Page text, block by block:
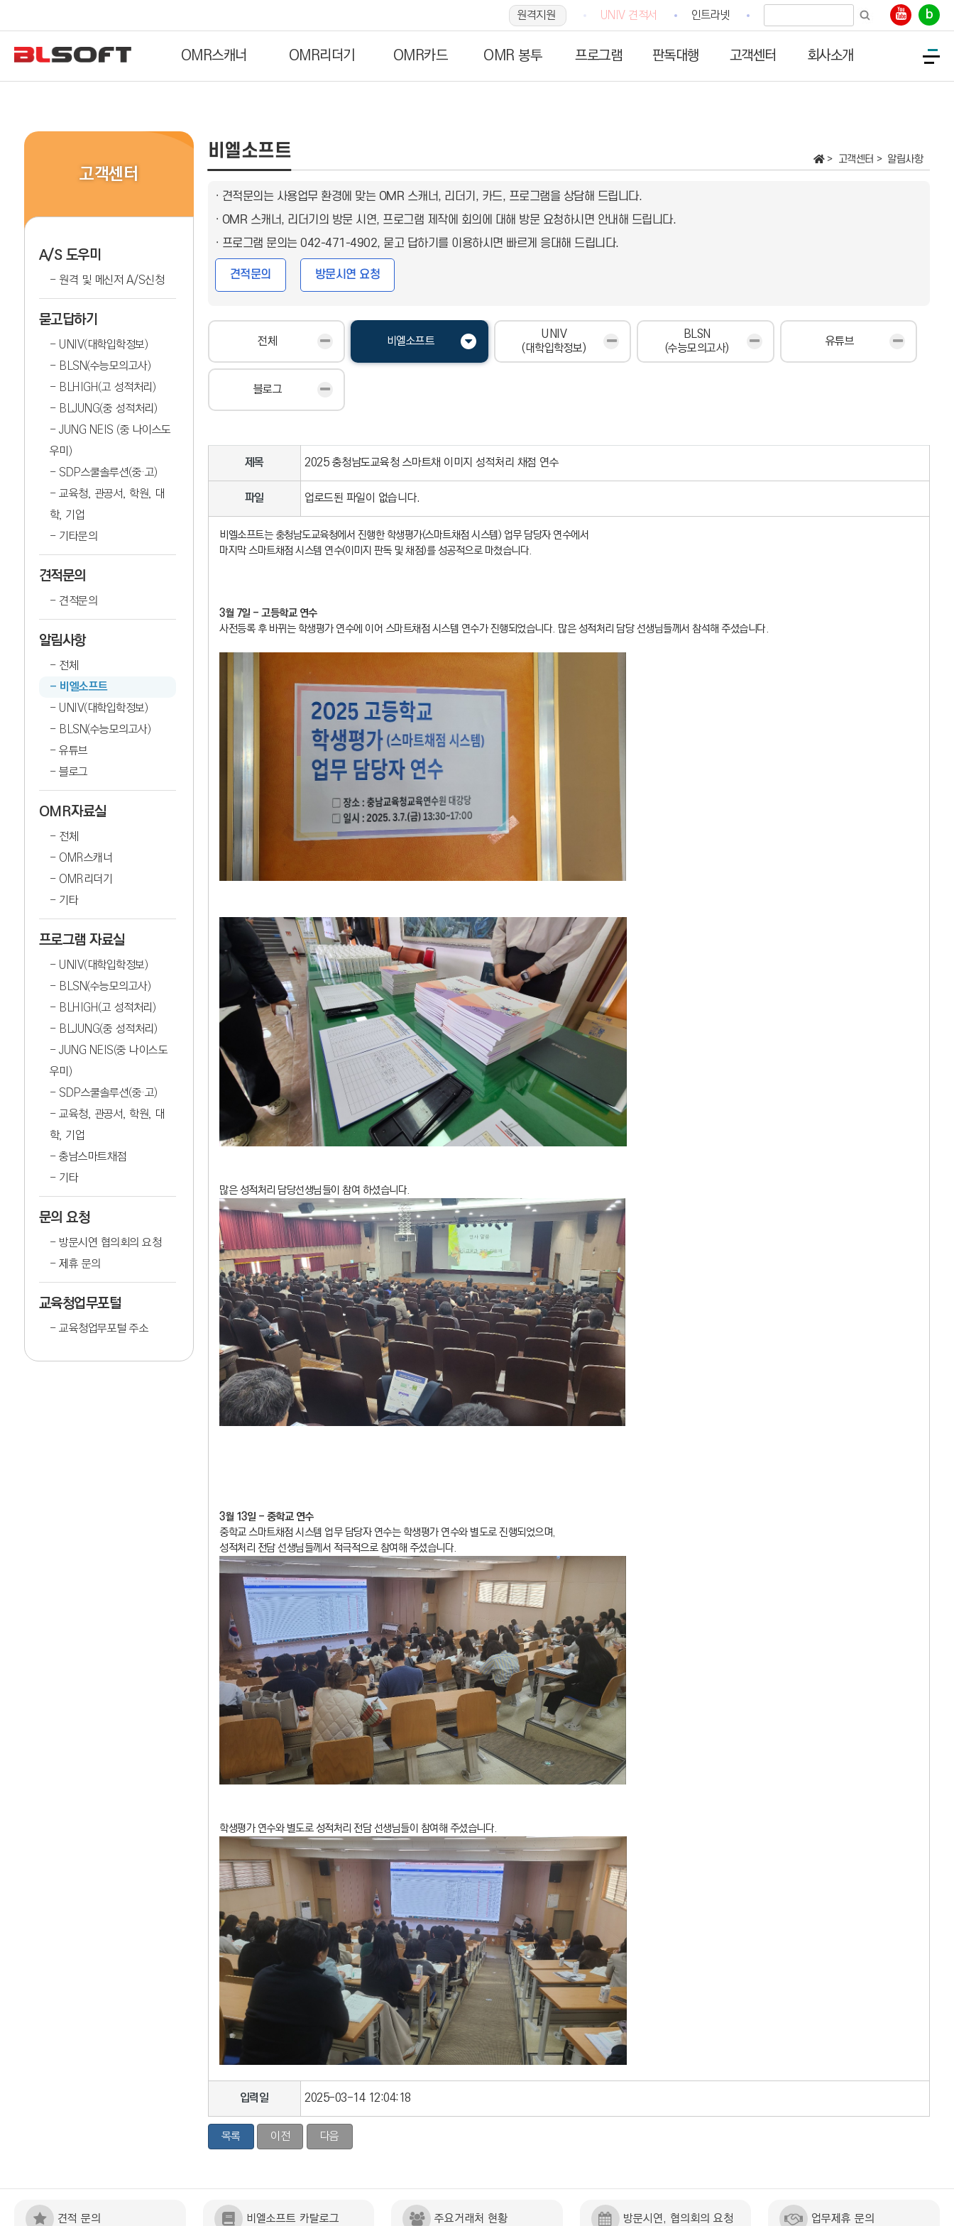
원격지원 UNIV 견적서 인트라넷 b
OMR스캐너 OMR리더기 OMR카드 OMR 봉투 프로그램 판독대행 고객센터 회사소개
고객센터
A/S 도우미
원격 및 메신저 A/S신청
묻고답하기
UNIV(대학입학정보)
BLSN(수능모의고사)
BLHIGH(고 성적처리)
BLJUNG(중 성적처리)
JUNG NEIS (중 나이스도
우미)
SDP스쿨솔루션(중·고)
교육청, 관공서, 학원, 대
학, 기업
기타문의
견적문의
견적문의
알림사항
전체
비엘소프트
UNIV(대학입학정보)
BLSN(수능모의고사)
유튜브
블로그
OMR자료실
전체
OMR스캐너
OMR리더기
기타
프로그램 자료실
UNIV(대학입학정보)
BLSN(수능모의고사)
BLHIGH(고 성적처리)
BLJUNG(중 성적처리)
JUNG NEIS(중 나이스도
우미)
SDP스쿨솔루션(중·고)
교육청, 관공서, 학원, 대
학, 기업
충남스마트채점
기타
문의 요청
방문시연 협의회의 요청
제휴 문의
교육청업무포털
교육청업무포털 주소
비엘소프트 고객센터 알림사항
· 견적문의는 사용업무 환경에 맞는 OMR 스캐너, 리더기, 카드, 프로그램을 상담해 드립니다.
· OMR 스캐너, 리더기의 방문 시연, 프로그램 제작에 회의에 대해 방문 요청하시면 안내해 드립니다.
· 프로그램 문의는 042-471-4902, 묻고 답하기를 이용하시면 빠르게 응대해 드립니다.
견적문의 방문시연 요청
전체 비엘소프트
UNIV
(대학입학정보)
BLSN
(수능모의고사)
유튜브
블로그
제목 2025 충청남도교육청 스마트채 이미지 성적처리 채점 연수
파일 업로드된 파일이 없습니다.
비엘소프트는 충청남도교육청에서 진행한 학생평가(스마트채점 시스템) 업무 담당자 연수에서
마지막 스마트채점 시스템 연수(이미지 판독 및 채점)를 성공적으로 마쳤습니다.
3월 7일 - 고등학교 연수
사전등록 후 바뀌는 학생평가 연수에 이어 스마트채점 시스템 연수가 진행되었습니다. 많은 성적처리 담당 선생님들께서 참석해 주셨습니다.
많은 성적처리 담당선생님들이 참여 하셨습니다.
3월 13일 - 중학교 연수
중학교 스마트채점 시스템 업무 담당자 연수는 학생평가 연수와 별도로 진행되었으며,
성적처리 전담 선생님들께서 적극적으로 참여해 주셨습니다.
학생평가 연수와 별도로 성적처리 전담 선생님들이 참여해 주셨습니다.
입력일 2025-03-14 12:04:18
목록 이전 다음
견적 문의 비엘소프트 카탈로그 주요거래처 현황 방문시연, 협의회의 요청 업무제휴 문의